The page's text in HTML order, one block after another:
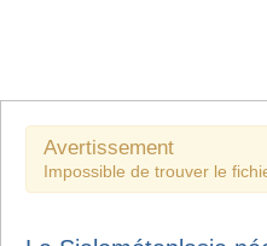
Avertissement
Impossible de trouver le